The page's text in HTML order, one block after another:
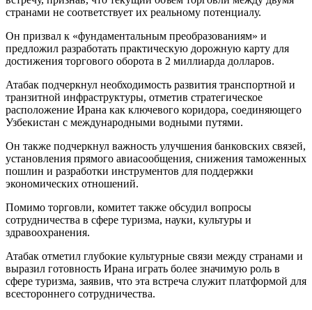
странами не соответствует их реальному потенциалу.
Он призвал к «фундаментальным преобразованиям» и
предложил разработать практическую дорожную карту для
достижения торгового оборота в 2 миллиарда долларов.
Атабак подчеркнул необходимость развития транспортной и
транзитной инфраструктуры, отметив стратегическое
расположение Ирана как ключевого коридора, соединяющего
Узбекистан с международными водными путями.
Он также подчеркнул важность улучшения банковских связей,
установления прямого авиасообщения, снижения таможенных
пошлин и разработки инструментов для поддержки
экономических отношений.
Помимо торговли, комитет также обсудил вопросы
сотрудничества в сфере туризма, науки, культуры и
здравоохранения.
Атабак отметил глубокие культурные связи между странами и
выразил готовность Ирана играть более значимую роль в
сфере туризма, заявив, что эта встреча служит платформой для
всестороннего сотрудничества.